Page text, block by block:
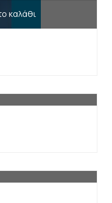
καλάθι